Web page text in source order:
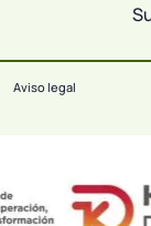
Aviso legal